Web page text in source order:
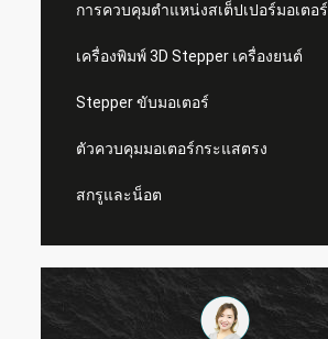
การควบคุมตำแหน่งสเต็ปเปอร์มอเตอร์
เครื่องพิมพ์ 3D Stepper เครื่องยนต์
Stepper ขับมอเตอร์
ตัวควบคุมมอเตอร์กระแสตรง
สกรูและน็อต